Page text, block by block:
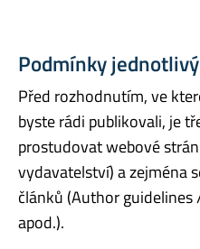
Podmínky
Před rozhodnutím, ve
byste rádi publikovali, je
prostudovat webové
vydavatelství) a zejména
článků (Author
apod.).